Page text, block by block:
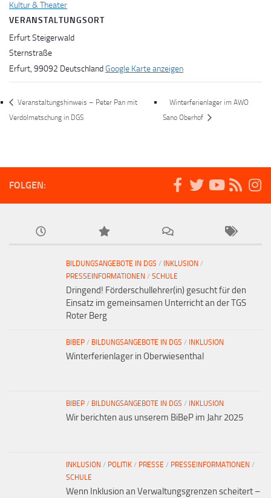
Kultur & Theater
VERANSTALTUNGSORT
Erfurt Steigerwald
Sternstraße
Erfurt, 99092 DeutschlandGoogle Karte anzeigen
Veranstaltungshinweis – Peter Pan mit
Verdolmetschung in DGS
Winterferienlager im AWO
Sano Oberhof
FOLGEN:
BILDUNGSANGEBOTE IN DGS / INKLUSION /
PRESSEINFORMATIONEN / SCHULE
Dringend! Förderschullehrer(in) gesucht für den
Einsatz im gemeinsamen Unterricht an der TGS
Roter Berg
BIBEP / BILDUNGSANGEBOTE IN DGS / INKLUSION
Winterferienlager in Oberwiesenthal
BIBEP / BILDUNGSANGEBOTE IN DGS / INKLUSION
Wir berichten aus unserem BiBeP im Jahr 2025
INKLUSION / POLITIK / PRESSE / PRESSEINFORMATIONEN /
SCHULE
Wenn Inklusion an Verwaltungsgrenzen scheitert –